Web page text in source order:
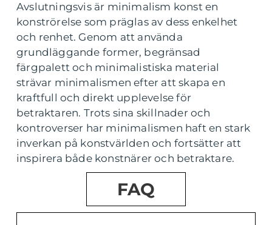
Avslutningsvis är minimalism konst en
konströrelse som präglas av dess enkelhet
och renhet. Genom att använda
grundläggande former, begränsad
färgpalett och minimalistiska material
strävar minimalismen efter att skapa en
kraftfull och direkt upplevelse för
betraktaren. Trots sina skillnader och
kontroverser har minimalismen haft en stark
inverkan på konstvärlden och fortsätter att
inspirera både konstnärer och betraktare.
FAQ